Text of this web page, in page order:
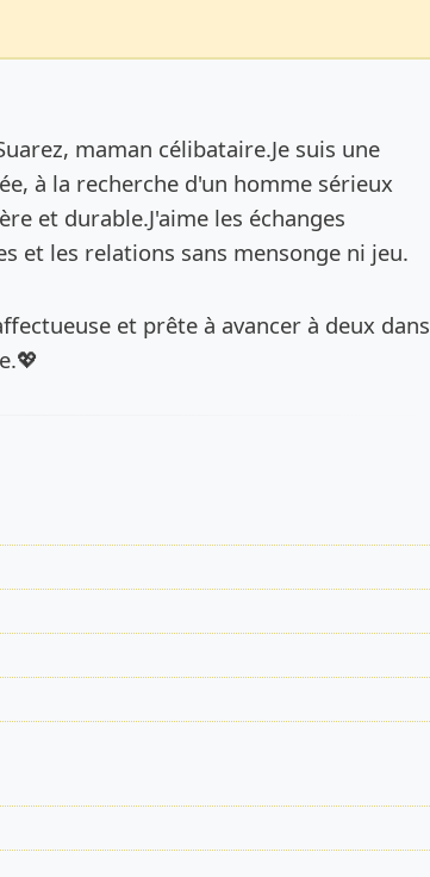
maman célibataire.Je suis une
à la recherche d'un homme sérieux
et durable.J'aime les échanges
et les relations sans mensonge ni jeu.
et prête à avancer à deux dans